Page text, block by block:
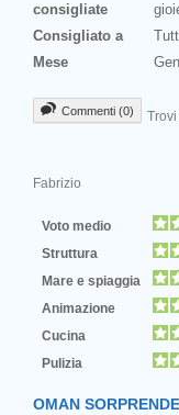
consigliate
Consigliato a
Mese
Commenti (0)
Fabrizio
Voto medio
Struttura
Mare e spiaggia
Animazione
Cucina
Pulizia
OMAN